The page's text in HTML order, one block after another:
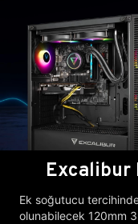
Excalibur
Ek soğutucu
olunabilecek 120mm